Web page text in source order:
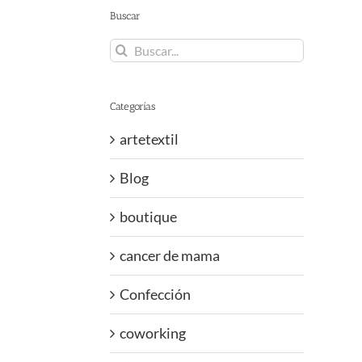
Buscar
Buscar:
Categorías
artetextil
Blog
boutique
cancer de mama
Confección
coworking